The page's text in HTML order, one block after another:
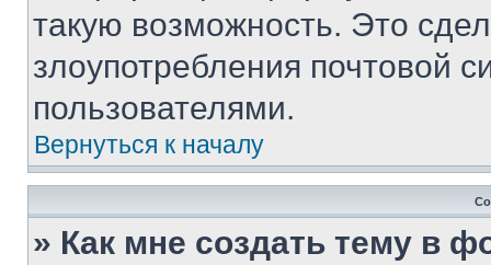
такую возможность. Это
злоупотребления почтовой
пользователями.
Вернуться к началу
» Как мне создать тему в